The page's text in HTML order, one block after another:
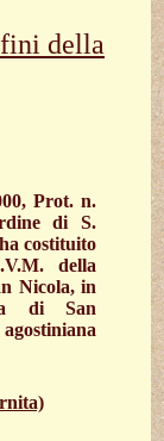
della
Prot. n.
di S.
costituito
della
Nicola, in
di San